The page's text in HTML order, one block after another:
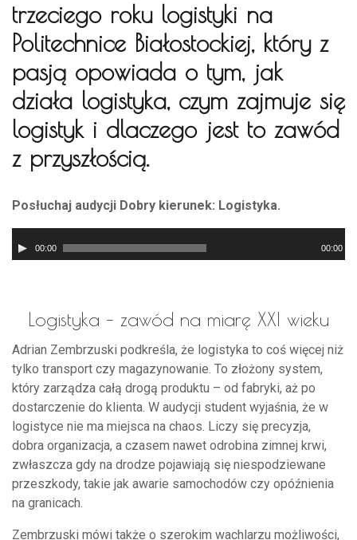
trzeciego roku logistyki na
Politechnice Białostockiej, który z
pasją opowiada o tym, jak
działa logistyka, czym zajmuje się
logistyk i dlaczego jest to zawód
z przyszłością.
Posłuchaj audycji Dobry kierunek: Logistyka.
plików00:00 00:00
Logistyka – zawód na miarę XXI wieku
Adrian Zembrzuski podkreśla, że logistyka to coś więcej niż
tylko transport czy magazynowanie. To złożony system,
który zarządza całą drogą produktu – od fabryki, aż po
dostarczenie do klienta. W audycji student wyjaśnia, że w
logistyce nie ma miejsca na chaos. Liczy się precyzja,
dobra organizacja, a czasem nawet odrobina zimnej krwi,
zwłaszcza gdy na drodze pojawiają się niespodziewane
przeszkody, takie jak awarie samochodów czy opóźnienia
na granicach.
Zembrzuski mówi także o szerokim wachlarzu możliwości,